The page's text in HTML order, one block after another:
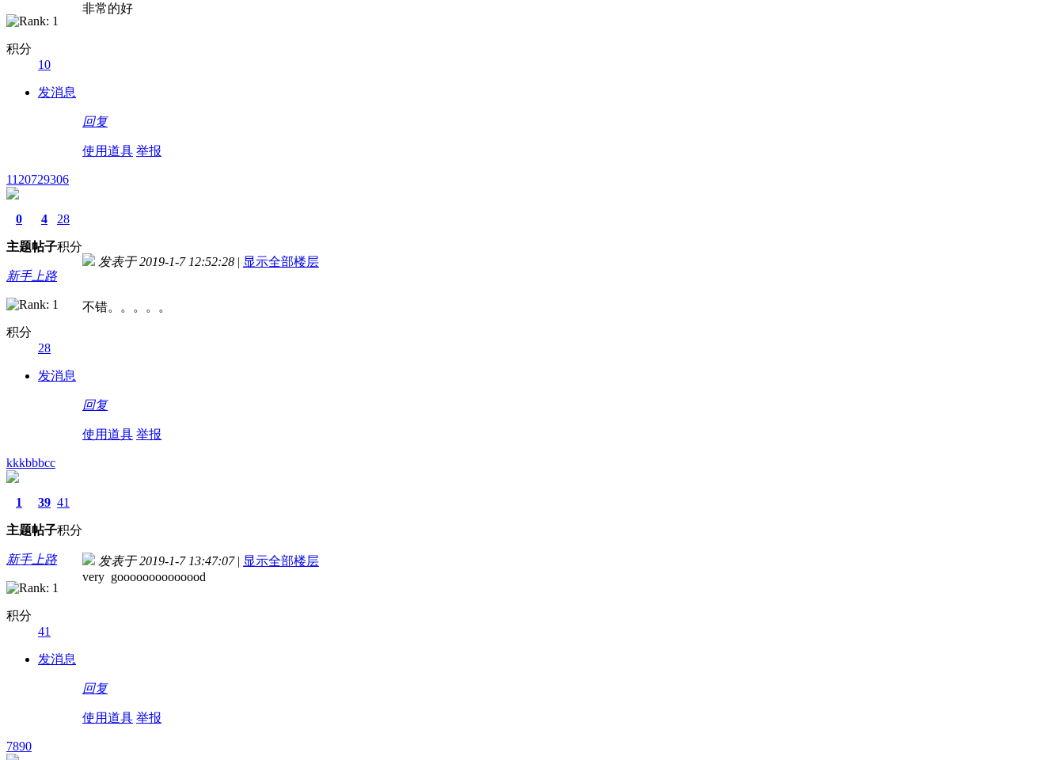
积分
10
发消息
非常的好
回复
使用道具 举报
1120729306
0
主题
4
帖子
28
积分
新手上路
积分
28
发消息
发表于 2019-1-7 12:52:28 | 显示全部楼层
不错。。。。。
回复
使用道具 举报
kkkbbbcc
1
主题
39
帖子
41
积分
新手上路
积分
41
发消息
发表于 2019-1-7 13:47:07 | 显示全部楼层
very goooooooooooood
回复
使用道具 举报
7890